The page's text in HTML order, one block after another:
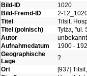
Bild-ID
1020
Bild-Fremd-ID
2-
Titel
Tilsit,
Titel (polnisch)
Tylża, "ul.
Autor
unbekannt
Aufnahmedatum
1900 -
Geographische
Lage
?
Ort
[937]